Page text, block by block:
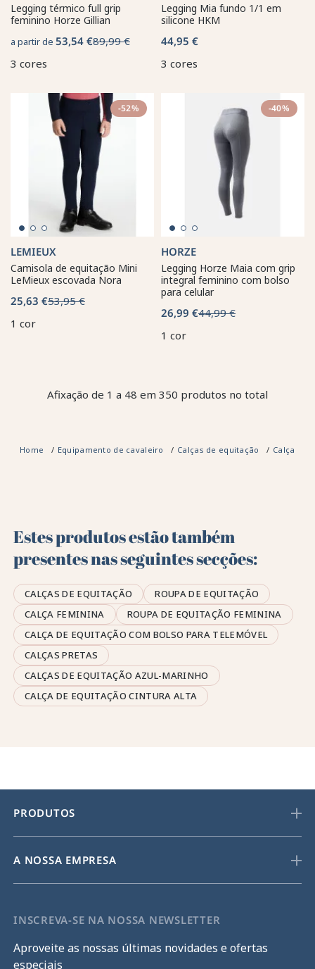
Legging térmico full grip
feminino Horze Gillian
a partir de 53,54 €89,99 €
3 cores
Legging Mia fundo 1/1 em
silicone HKM
44,95 €
3 cores
-52%
LEMIEUX
Camisola de equitação Mini
LeMieux escovada Nora
25,63 €53,95 €
1 cor
-40%
HORZE
Legging Horze Maia com grip
integral feminino com bolso
para celular
26,99 €44,99 €
1 cor
Afixação de 1 a 48 em 350 produtos no total
Home Equipamento de cavaleiro Calças de equitação Calça
Estes produtos estão também
presentes nas seguintes secções:
CALÇAS DE EQUITAÇÃO
ROUPA DE EQUITAÇÃO
CALÇA FEMININA
ROUPA DE EQUITAÇÃO FEMININA
CALÇA DE EQUITAÇÃO COM BOLSO PARA TELEMÓVEL
CALÇAS PRETAS
CALÇAS DE EQUITAÇÃO AZUL-MARINHO
CALÇA DE EQUITAÇÃO CINTURA ALTA
PRODUTOS
A NOSSA EMPRESA
INSCREVA-SE NA NOSSA NEWSLETTER
Aproveite as nossas últimas novidades e ofertas
especiais